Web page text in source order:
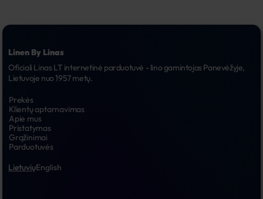
Linen By Linas
Oficiali Linas LT internetinė parduotuvė - lino gamintojas Panevėžyje,
Lietuvoje nuo 1957 metų.
Prekės
Klientų aptarnavimas
Apie mus
Pristatymas
Grąžinimai
Parduotuvės
LietuviųEnglish